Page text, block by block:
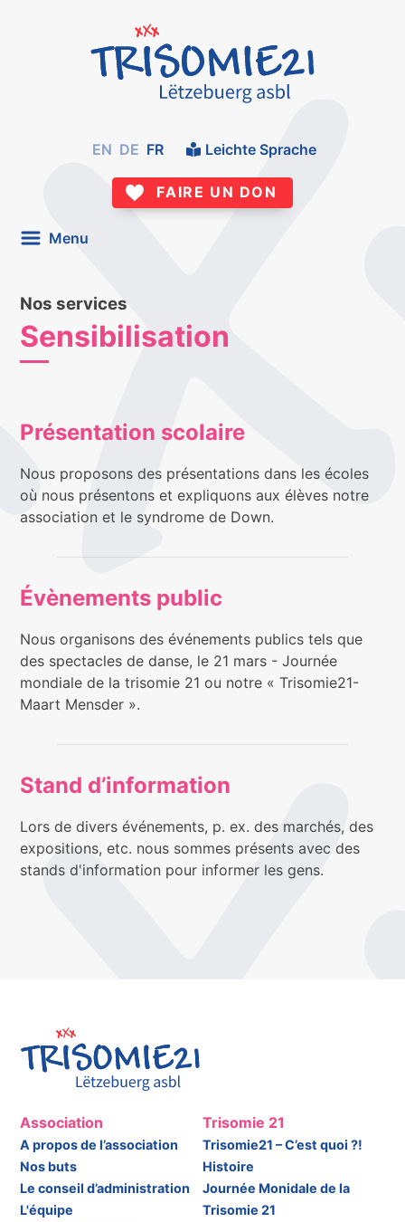
EN DE FR Leichte Sprache
FAIRE UN DON
Menu
Nos services
Sensibilisation
Présentation scolaire
Nous proposons des présentations dans les écoles
où nous présentons et expliquons aux élèves notre
association et le syndrome de Down.
Évènements public
Nous organisons des événements publics tels que
des spectacles de danse, le 21 mars - Journée
mondiale de la trisomie 21 ou notre « Trisomie21-
Maart Mensder ».
Stand d’information
Lors de divers événements, p. ex. des marchés, des
expositions, etc. nous sommes présents avec des
stands d'information pour informer les gens.
Association
A propos de l’association
Nos buts
Le conseil d’administration
L'équipe
Trisomie 21
Trisomie21 – C’est quoi ?!
Histoire
Journée Monidale de la
Trisomie 21